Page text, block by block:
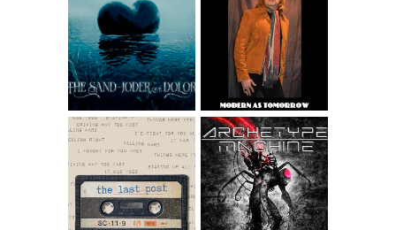
THE SAND - JODER
QUÉ DOLOR
GOOD FEELING
FROM THE ALBUM
MODERN AS
TOMORROW
WIDESCREEN
VERSION
THE LAST POST –
1999
ARCHETYPE
MACHINE -
COBOTIC
MORPHOSIS